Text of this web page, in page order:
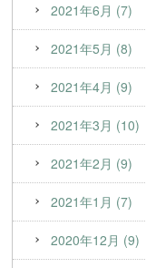
2021年6月 (7)
2021年5月 (8)
2021年4月 (9)
2021年3月 (10)
2021年2月 (9)
2021年1月 (7)
2020年12月 (9)